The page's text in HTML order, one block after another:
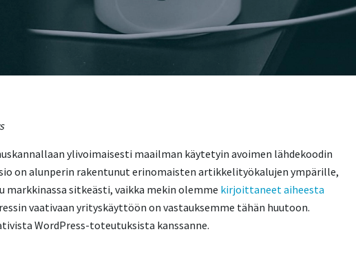
ylivoimaisesti maailman käytetyin avoimen lähdekoodin
on alunperin rakentunut erinomaisten artikkelityökalujen ympärille,
sitkeästi, vaikka mekin olemme kirjoittaneet aiheesta
vaativaan yrityskäyttöön on vastauksemme tähän huutoon.
WordPress-toteutuksista kanssanne.